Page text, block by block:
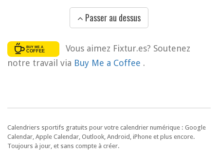
Passer au dessus
Vous aimez Fixtur.es? Soutenez
notre travail via Buy Me a Coffee .
Calendriers sportifs gratuits pour votre calendrier numérique : Google
Calendar, Apple Calendar, Outlook, Android, iPhone et plus encore.
Toujours à jour, et sans compte à créer.